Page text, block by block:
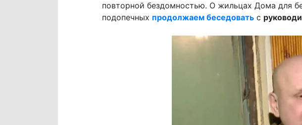
повторной бездомностью. О жильцах Дома для
подопечных продолжаем беседоватьс